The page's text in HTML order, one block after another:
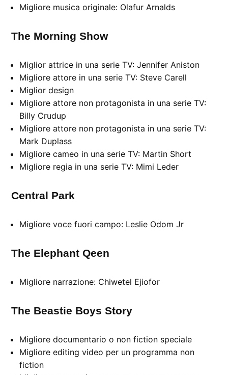
Migliore musica originale: Olafur Arnalds
The Morning Show
Miglior attrice in una serie TV: Jennifer Aniston
Migliore attore in una serie TV: Steve Carell
Miglior design
Migliore attore non protagonista in una serie TV:
Billy Crudup
Migliore attore non protagonista in una serie TV:
Mark Duplass
Migliore cameo in una serie TV: Martin Short
Migliore regia in una serie TV: Mimi Leder
Central Park
Migliore voce fuori campo: Leslie Odom Jr
The Elephant Qeen
Migliore narrazione: Chiwetel Ejiofor
The Beastie Boys Story
Migliore documentario o non fiction speciale
Migliore editing video per un programma non
fiction